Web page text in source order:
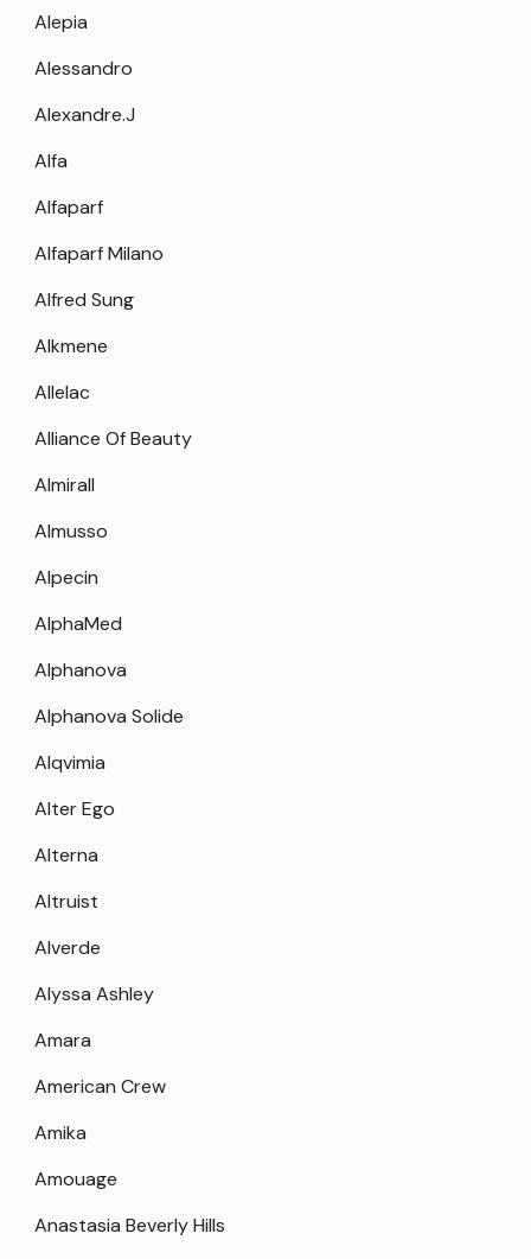
Alepia
Alessandro
Alexandre.J
Alfa
Alfaparf
Alfaparf Milano
Alfred Sung
Alkmene
Allelac
Alliance Of Beauty
Almirall
Almusso
Alpecin
AlphaMed
Alphanova
Alphanova Solide
Alqvimia
Alter Ego
Alterna
Altruist
Alverde
Alyssa Ashley
Amara
American Crew
Amika
Amouage
Anastasia Beverly Hills